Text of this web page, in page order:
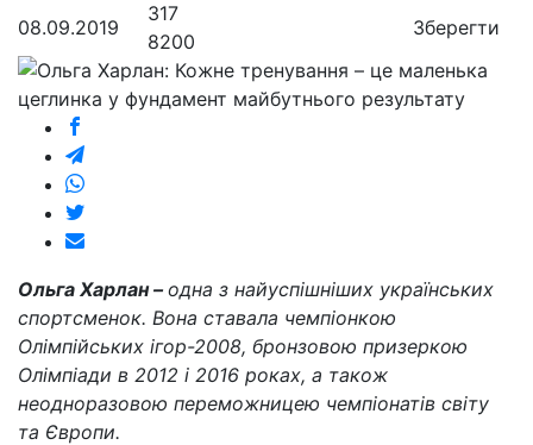
08.09.2019
317
8200
Зберегти
Ольга Харлан –одна з найуспішніших українських
спортсменок. Вона ставала чемпіонкою
Олімпійських ігор-2008, бронзовою призеркою
Олімпіади в 2012 і 2016 роках, а також
неодноразовою переможницею чемпіонатів світу
та Європи.